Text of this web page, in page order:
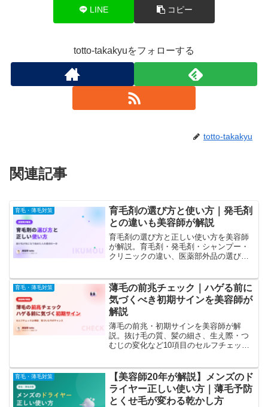
LINE コピー
totto-takakyuをフォローする
totto-takakyu
関連記事
育毛・薄毛対策
育毛剤の選び方と使い方｜発毛剤
との違いも美容師が解説
育毛剤の選び方と正しい使い方を美容師
が解説。育毛剤・発毛剤・シャンプー・
クリニックの違い、医薬部外品の選び方4
育毛・薄毛対策
薄毛の前兆チェック｜ハゲる前に
気づくべき初期サインを美容師が
解説
薄毛の前兆・初期サインを美容師が解
説。抜け毛の質、髪の細さ、生え際・つ
むじの変化など10項目のセルフチェック
まとめました。
育毛・薄毛対策
【美容師20年が解説】メンズのド
ライヤー正しい使い方｜薄毛予防
とくせ毛が変わる乾かし方